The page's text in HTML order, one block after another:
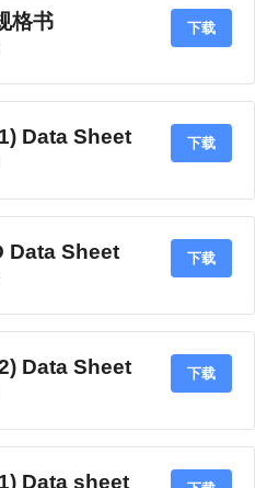
格书 下载
Data Sheet 下载
Data Sheet 下载
Data Sheet 下载
Data sheet